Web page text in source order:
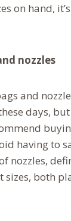
on hand,
nozzles
and
days,
having to
nozzles,
sizes, both